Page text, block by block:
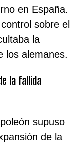
en España.
sobre el
la
los alemanes.
la fallida
supuso
de la